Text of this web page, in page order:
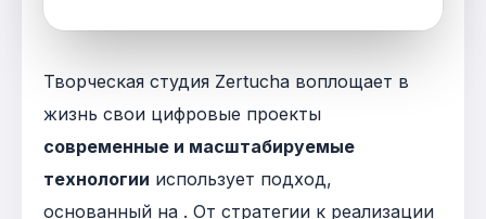
Творческая студия Zertucha воплощает в
жизнь свои цифровые проекты
современные и масштабируемые
технологии использует подход,
основанный на . От стратегии к реализации